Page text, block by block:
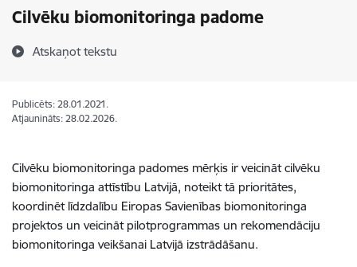
Cilvēku biomonitoringa padome
Atskaņot tekstu
Publicēts: 28.01.2021.
Atjaunināts: 28.02.2026.
Cilvēku biomonitoringa padomes mērķis ir veicināt cilvēku
biomonitoringa attīstību Latvijā, noteikt tā prioritātes,
koordinēt līdzdalību Eiropas Savienības biomonitoringa
projektos un veicināt pilotprogrammas un rekomendāciju
biomonitoringa veikšanai Latvijā izstrādāšanu.